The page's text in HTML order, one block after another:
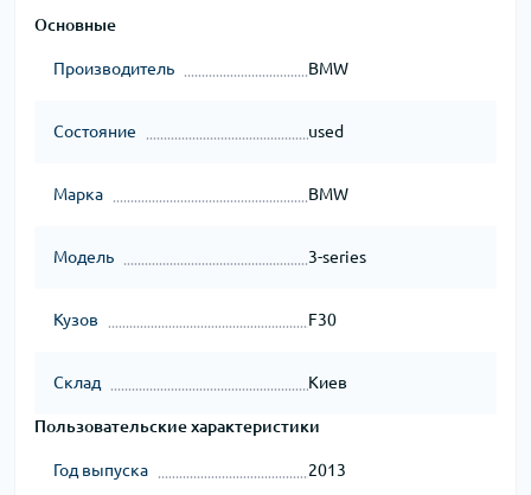
Основные
Производитель BMW
Состояние used
Марка BMW
Модель 3-series
Кузов F30
Склад Киев
Пользовательские характеристики
Год выпуска 2013